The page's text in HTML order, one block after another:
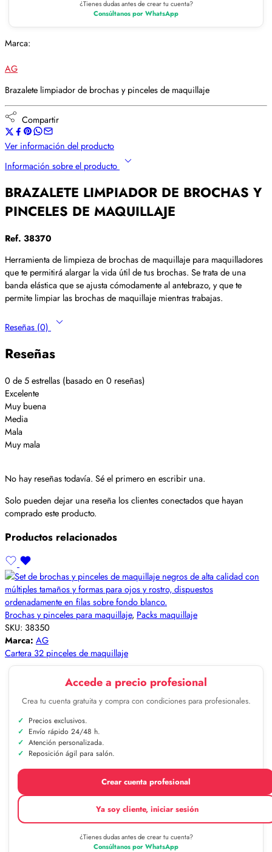
¿Tienes dudas antes de crear tu cuenta?
Consúltanos por WhatsApp
Marca:
AG
Brazalete limpiador de brochas y pinceles de maquillaje
Compartir
Ver información del producto
Información sobre el producto
BRAZALETE LIMPIADOR DE BROCHAS Y
PINCELES DE MAQUILLAJE
Ref. 38370
Herramienta de limpieza de brochas de maquillaje para maquilladores
que te permitirá alargar la vida útil de tus brochas. Se trata de una
banda elástica que se ajusta cómodamente al antebrazo, y que te
permite limpiar las brochas de maquillaje mientras trabajas.
Reseñas (0)
Reseñas
0 de 5 estrellas (basado en 0 reseñas)
Excelente
Muy buena
Media
Mala
Muy mala
No hay reseñas todavía. Sé el primero en escribir una.
Solo pueden dejar una reseña los clientes conectados que hayan
comprado este producto.
Productos relacionados
Brochas y pinceles para maquillaje, Packs maquillaje
SKU: 38350
Marca: AG
Cartera 32 pinceles de maquillaje
Accede a precio profesional
Crea tu cuenta gratuita y compra con condiciones para profesionales.
Precios exclusivos.
Envío rápido 24/48 h.
Atención personalizada.
Reposición ágil para salón.
Crear cuenta profesional
Ya soy cliente, iniciar sesión
¿Tienes dudas antes de crear tu cuenta?
Consúltanos por WhatsApp